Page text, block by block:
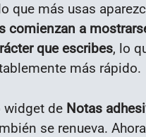
que más usas
comienzan a
que escribes, lo
más rápido.
widget de Notas
se renueva. Ahora